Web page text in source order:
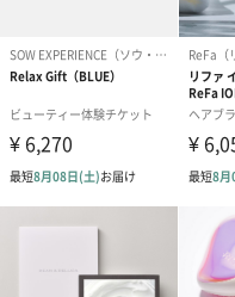
紅茶・コーヒー・スイー
紅茶・コーヒー・スイーツ
への＋αにおすすめです。